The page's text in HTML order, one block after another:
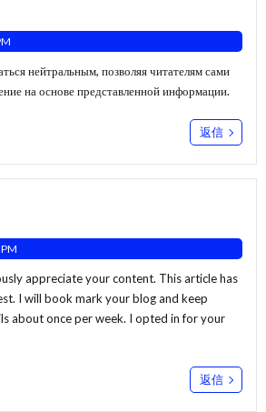
нейтральным, позволяя читателям сами
на основе представленной информации.
返信
appreciate your content. This article has
I will book mark your blog and keep
about once per week. I opted in for your
返信